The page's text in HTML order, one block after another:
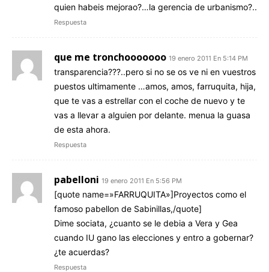
quien habeis mejorao?…la gerencia de urbanismo?..
Respuesta
que me tronchooooooo 19 enero 2011 En 5:14 PM
transparencia???..pero si no se os ve ni en vuestros
puestos ultimamente …amos, amos, farruquita, hija,
que te vas a estrellar con el coche de nuevo y te
vas a llevar a alguien por delante. menua la guasa
de esta ahora.
Respuesta
pabelloni 19 enero 2011 En 5:56 PM
[quote name=»FARRUQUITA»]Proyectos como el
famoso pabellon de Sabinillas,/quote]
Dime sociata, ¿cuanto se le debia a Vera y Gea
cuando IU gano las elecciones y entro a gobernar?
¿te acuerdas?
Respuesta